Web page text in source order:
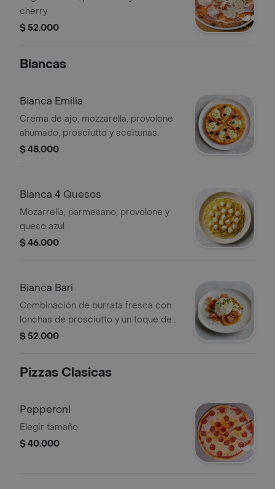
cherry
$ 52.000
Biancas
Bianca Emilia
Crema de ajo, mozzarella, provolone
ahumado, prosciutto y aceitunas.
$ 48.000
Bianca 4 Quesos
Mozarrella, parmesano, provolone y
queso azul
$ 46.000
Bianca Bari
Combinación de burrata fresca con
lonchas de prosciutto y un toque de
pistachos.
$ 52.000
Pizzas Clasicas
Pepperoni
Elegir tamaño
$ 40.000